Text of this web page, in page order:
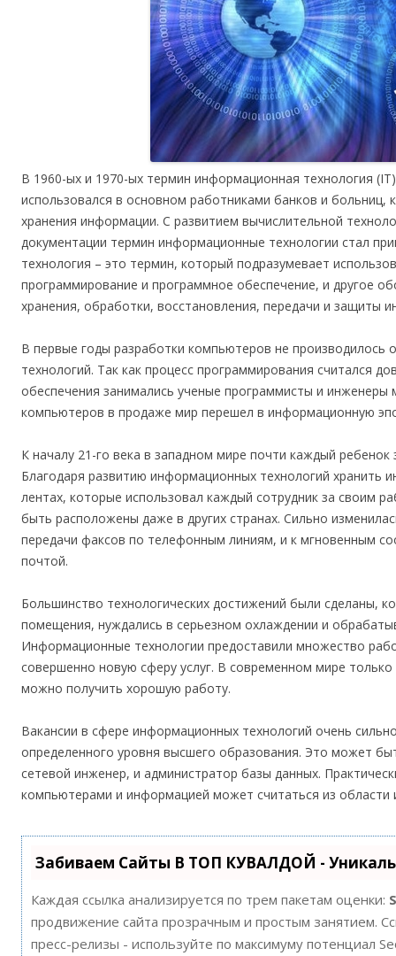
В 1960-ых и 1970-ых термин информационная технология
использовался в основном работниками банков и
хранения информации. С развитием вычислительной
документации термин информационные технологии стал
технология – это термин, который подразумевает
программирование и программное обеспечение, и другое
хранения, обработки, восстановления, передачи и защиты
В первые годы разработки компьютеров не производилось
технологий. Так как процесс программирования считался
обеспечения занимались ученые программисты и инженеры
компьютеров в продаже мир перешел в информационную
К началу 21-го века в западном мире почти каждый
Благодаря развитию информационных технологий хранить
лентах, которые использовал каждый сотрудник за своим
быть расположены даже в других странах. Сильно
передачи факсов по телефонным линиям, и к мгновенным
почтой.
Большинство технологических достижений были сделаны,
помещения, нуждались в серьезном охлаждении и
Информационные технологии предоставили множество
совершенно новую сферу услуг. В современном мире
можно получить хорошую работу.
Вакансии в сфере информационных технологий очень
определенного уровня высшего образования. Это может
сетевой инженер, и администратор базы данных.
компьютерами и информацией может считаться из области
Забиваем Сайты В ТОП КУВАЛДОЙ -
Каждая ссылка анализируется по трем пакетам оценки:
продвижение сайта прозрачным и простым занятием.
пресс-релизы - используйте по максимуму потенциал